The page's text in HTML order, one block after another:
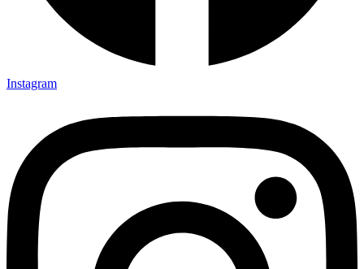
Instagram